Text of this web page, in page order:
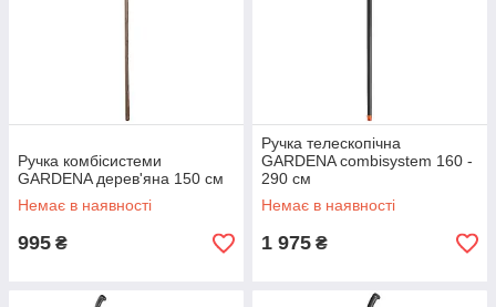
Ручка комбісистеми
GARDENA дерев'яна 150 см
Немає в наявності
995 ₴
Ручка телескопічна
GARDENA combisystem 160 -
290 см
Немає в наявності
1 975 ₴